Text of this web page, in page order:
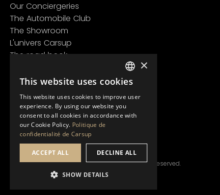
Our Conciergeries
The Automobile Club
The Showroom
L'univers Carsup
The road book
Legal information
Confidentiality policy
General conditions of use
© Copyright 2024 Carsup.io. All rights reserved.
FRENCH
ENGLISH
×
This website uses cookies
This website uses cookies to improve user
experience. By using our website you
consent to all cookies in accordance with
our Cookie Policy. Politique de
confidentialité de Carsup
ACCEPT ALL DECLINE ALL
SHOW DETAILS